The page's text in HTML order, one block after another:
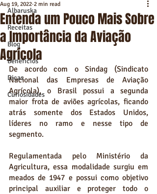
Albaruska
Receitas
Blog
Benefícios
Dicas
Curiosidades
Entenda um Pouco Mais Sobre
a Importância da Aviação
Agrícola
Aug 19, 2022 2 min read
De acordo com o Sindag (Sindicato
Nacional das Empresas de Aviação
Agrícola), o Brasil possui a segunda
maior frota de aviões agrícolas, ficando
atrás somente dos Estados Unidos,
líderes no ramo e nesse tipo de
segmento.
Regulamentada pelo Ministério da
Agricultura, essa modalidade surgiu em
meados de 1947 e possui como objetivo
principal auxiliar e proteger todo o